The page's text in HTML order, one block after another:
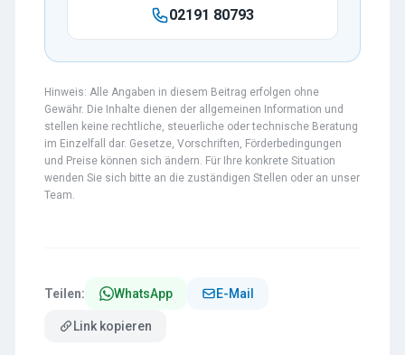
02191 80793
Hinweis: Alle Angaben in diesem Beitrag erfolgen ohne
Gewähr. Die Inhalte dienen der allgemeinen Information und
stellen keine rechtliche, steuerliche oder technische Beratung
im Einzelfall dar. Gesetze, Vorschriften, Förderbedingungen
und Preise können sich ändern. Für Ihre konkrete Situation
wenden Sie sich bitte an die zuständigen Stellen oder an unser
Team.
Teilen: WhatsApp E-Mail
Link kopieren